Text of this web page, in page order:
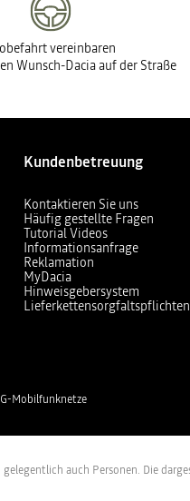
vereinbaren
Wunsch-Dacia auf der Straße
Kundenbetreuung
Kontaktieren Sie uns
Häufig gestellte Fragen
Tutorial Videos
Informationsanfrage
Reklamation
MyDacia
Hinweisgebersystem
Mobilfunknetze
auch Personen. Die